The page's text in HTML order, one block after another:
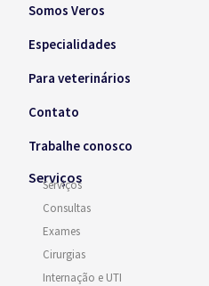
Somos Veros
Especialidades
Para veterinários
Contato
Trabalhe conosco
Serviços
Serviços
Consultas
Exames
Cirurgias
Internação e UTI